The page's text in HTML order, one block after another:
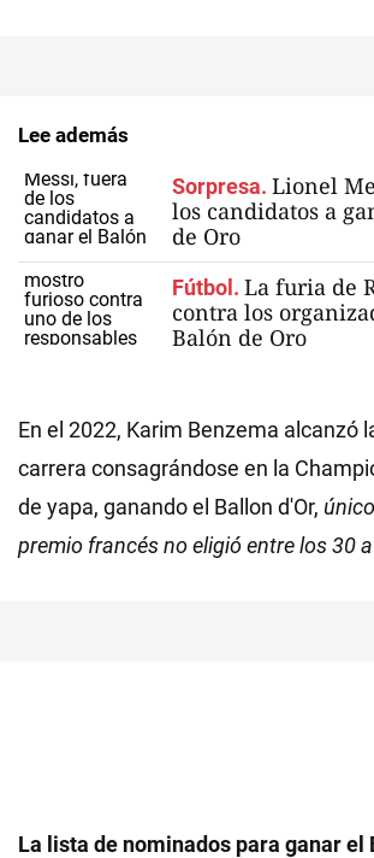
Lee además
Sorpresa. Lionel
los candidatos a
de Oro
Fútbol. La furia de
contra los
Balón de Oro
En el 2022, Karim Benzema alcanzó
carrera consagrándose en la
de yapa, ganando el Ballon d'Or,
premio francés no eligió entre los 30
La lista de nominados para ganar el